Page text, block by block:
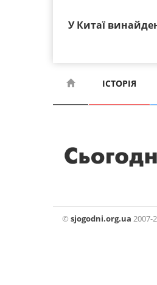
У Китаї
ІСТОРІЯ
© sjogodni.org.ua 2007-